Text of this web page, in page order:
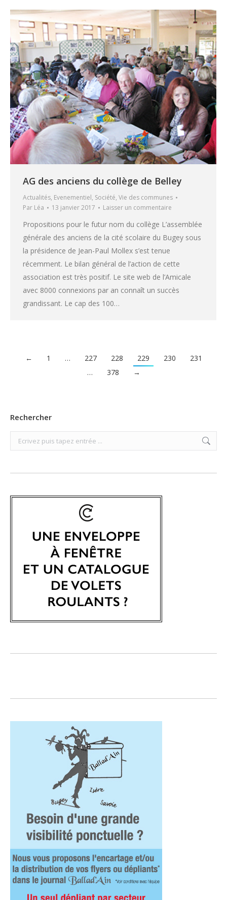
AG des anciens du collège de Belley
Actualités, Evenementiel, Société, Vie des communes
Par Léa 13 janvier 2017 Laisser un commentaire
Propositions pour le futur nom du collège L’assemblée
générale des anciens de la cité scolaire du Bugey sous
la présidence de Jean-Paul Mollex s’est tenue
récemment. Le bilan général de l’action de cette
association est très positif. Le site web de l’Amicale
avec 8000 connexions par an connaît un succès
grandissant. Le cap des 100…
← 1 … 227 228 229 230
231
…
378 →
Rechercher
Search: